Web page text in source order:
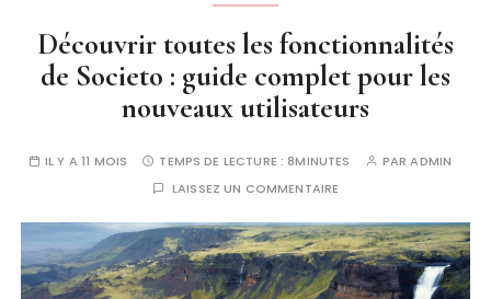
Découvrir toutes les fonctionnalités
de Societo : guide complet pour les
nouveaux utilisateurs
IL Y A 11 MOIS TEMPS DE LECTURE :8MINUTES PARADMIN
LAISSEZ UN COMMENTAIRE